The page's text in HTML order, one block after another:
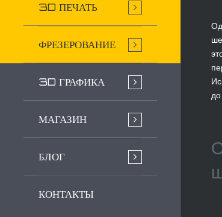
3D ПЕЧАТЬ
ФРЕЗЕРОВАНИЕ
3D ГРАФИКА
МАГАЗИН
БЛОГ
КОНТАКТЫ